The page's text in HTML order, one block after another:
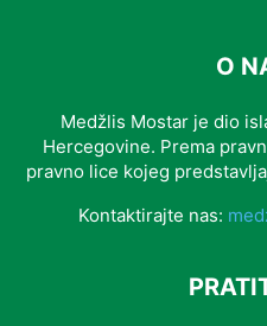
O
Medžlis Mostar je dio
Hercegovine. Prema
pravno lice kojeg
Kontaktirajte nas: